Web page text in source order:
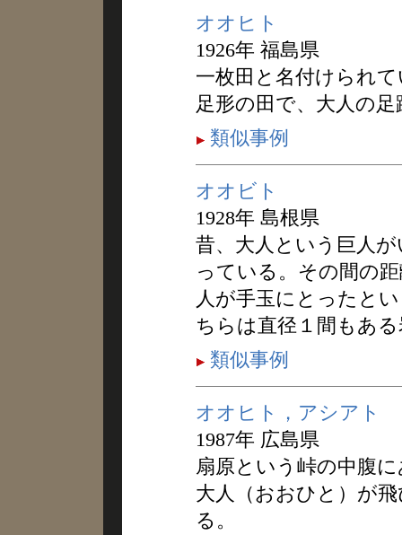
オオヒト
1926年 福島県
一枚田と名付けられ
足形の田で、大人の
類似事例
オオビト
1928年 島根県
昔、大人という巨人
っている。その間の
人が手玉にとったと
ちらは直径１間もあ
類似事例
オオヒト，アシアト
1987年 広島県
扇原という峠の中腹
大人（おおひと）が
る。